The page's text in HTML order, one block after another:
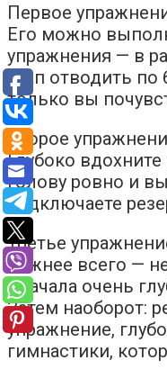
Первое
Его можно
упражнения — в
этап отводить
только вы
Второе
Глубоко
голову ровно и
подключаете
Третье
Важнее всего —
Сначала очень
Затем наоборот:
упражнение,
гимнастики,